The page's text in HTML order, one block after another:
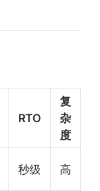
RTO
复
杂
度
秒级 高